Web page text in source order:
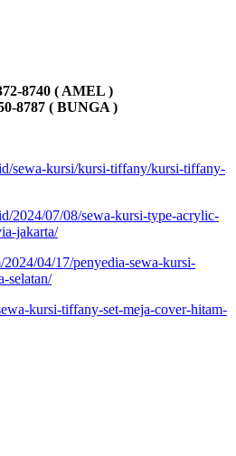
8740 ( AMEL )
8787 ( BUNGA )
sewa-kursi/kursi-tiffany/kursi-tiffany-
2024/07/08/sewa-kursi-type-acrylic-
jakarta/
04/17/penyedia-sewa-kursi-
selatan/
kursi-tiffany-set-meja-cover-hitam-